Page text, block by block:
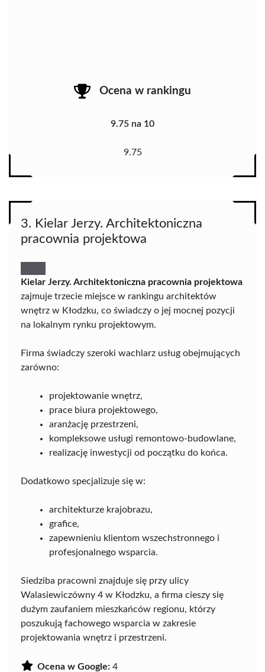
Ocena w rankingu
9.75 na 10
9.75
3. Kielar Jerzy. Architektoniczna
pracownia projektowa
Kielar Jerzy. Architektoniczna pracownia projektowa
zajmuje trzecie miejsce w rankingu architektów
wnętrz w Kłodzku, co świadczy o jej mocnej pozycji
na lokalnym rynku projektowym.
Firma świadczy szeroki wachlarz usług obejmujących
zarówno:
projektowanie wnętrz,
prace biura projektowego,
aranżację przestrzeni,
kompleksowe usługi remontowo-budowlane,
realizację inwestycji od początku do końca.
Dodatkowo specjalizuje się w:
architekturze krajobrazu,
grafice,
zapewnieniu klientom wszechstronnego i
profesjonalnego wsparcia.
Siedziba pracowni znajduje się przy ulicy
Walasiewiczówny 4 w Kłodzku, a firma cieszy się
dużym zaufaniem mieszkańców regionu, którzy
poszukują fachowego wsparcia w zakresie
projektowania wnętrz i przestrzeni.
Ocena w Google: 4